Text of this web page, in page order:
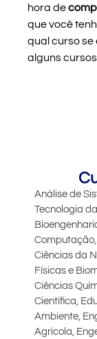
hora de
que você
qual curso se
alguns cursos
Análise de
Tecnologia
Ciências da
Físicas e
Ciências
Científica,
Ambiente,
Agrícola,